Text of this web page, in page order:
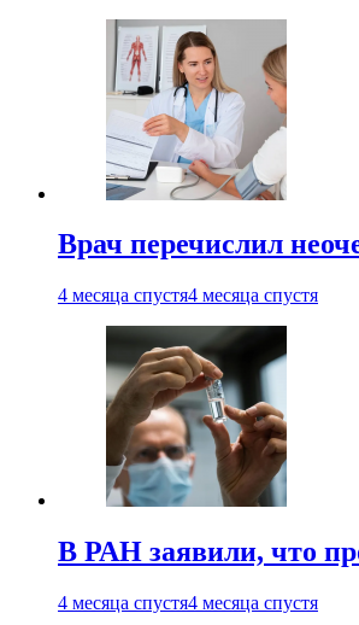
Врач перечислил
4 месяца спустя4 месяца спустя
В РАН заявили, что
4 месяца спустя4 месяца спустя